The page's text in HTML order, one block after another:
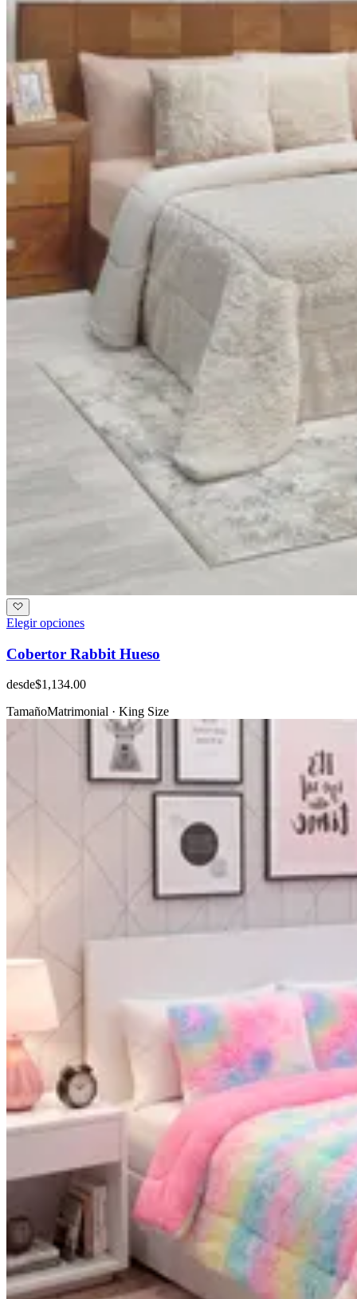
Elegir opciones
Cobertor Rabbit Hueso
desde$1,134.00
TamañoMatrimonial · King Size